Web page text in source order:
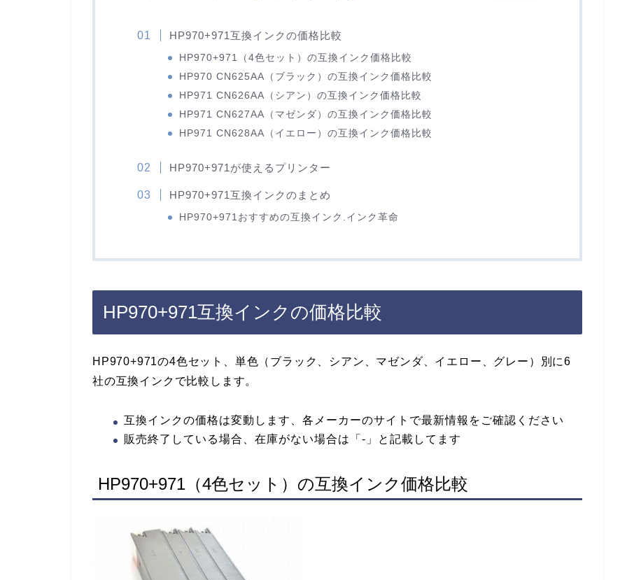
HP970+971互換インクの価格比較
HP970+971（4色セット）の互換インク価格比較
HP970 CN625AA（ブラック）の互換インク価格比較
HP971 CN626AA（シアン）の互換インク価格比較
HP971 CN627AA（マゼンダ）の互換インク価格比較
HP971 CN628AA（イエロー）の互換インク価格比較
HP970+971が使えるプリンター
HP970+971互換インクのまとめ
HP970+971おすすめの互換インク.インク革命
HP970+971互換インクの価格比較
HP970+971の4色セット、単色（ブラック、シアン、マゼンダ、イエロー、グレー）別に6
社の互換インクで比較します。
互換インクの価格は変動します、各メーカーのサイトで最新情報をご確認ください
販売終了している場合、在庫がない場合は「-」と記載してます
HP970+971（4色セット）の互換インク価格比較